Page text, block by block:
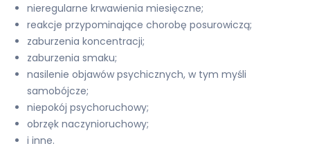
nieregularne krwawienia miesięczne;
reakcje przypominające chorobę posurowiczą;
zaburzenia koncentracji;
zaburzenia smaku;
nasilenie objawów psychicznych, w tym myśli
samobójcze;
niepokój psychoruchowy;
obrzęk naczynioruchowy;
i inne.